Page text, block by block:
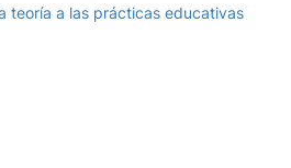
teoría a las prácticas educativas